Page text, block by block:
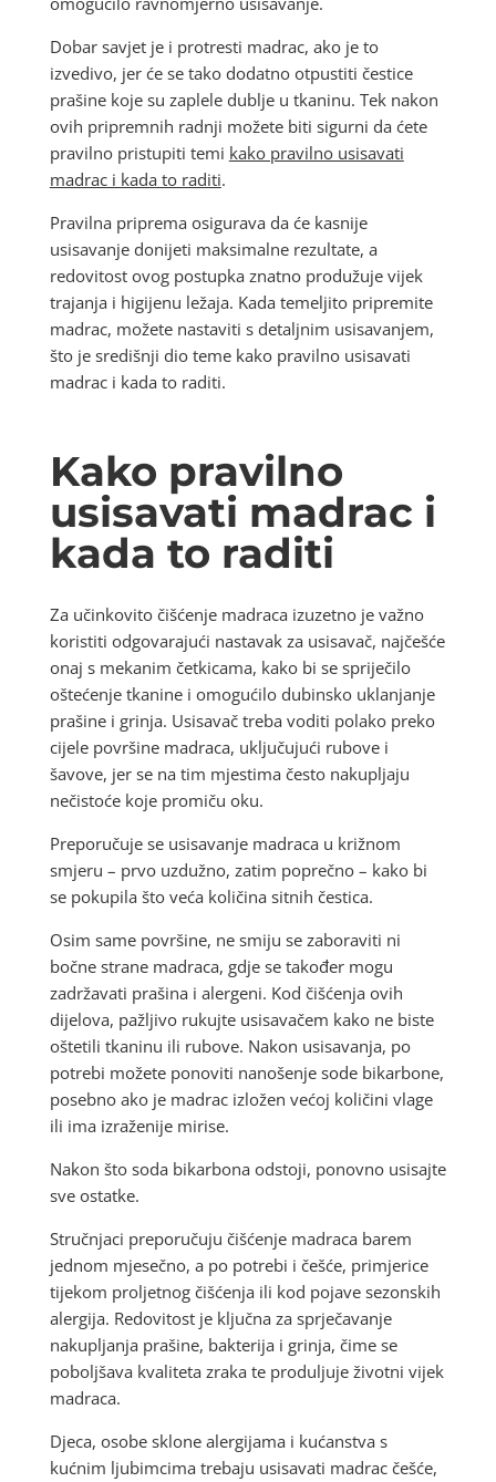
Dobar savjet je i protresti madrac, ako je to
izvedivo, jer će se tako dodatno otpustiti čestice
prašine koje su zaplele dublje u tkaninu. Tek nakon
ovih pripremnih radnji možete biti sigurni da ćete
pravilno pristupiti temi kako pravilno usisavati
madrac i kada to raditi.
Pravilna priprema osigurava da će kasnije
usisavanje donijeti maksimalne rezultate, a
redovitost ovog postupka znatno produžuje vijek
trajanja i higijenu ležaja. Kada temeljito pripremite
madrac, možete nastaviti s detaljnim usisavanjem,
što je središnji dio teme kako pravilno usisavati
madrac i kada to raditi.
Kako pravilno
usisavati madrac i
kada to raditi
Za učinkovito čišćenje madraca izuzetno je važno
koristiti odgovarajući nastavak za usisavač, najčešće
onaj s mekanim četkicama, kako bi se spriječilo
oštećenje tkanine i omogućilo dubinsko uklanjanje
prašine i grinja. Usisavač treba voditi polako preko
cijele površine madraca, uključujući rubove i
šavove, jer se na tim mjestima često nakupljaju
nečistoće koje promiču oku.
Preporučuje se usisavanje madraca u križnom
smjeru – prvo uzdužno, zatim poprečno – kako bi
se pokupila što veća količina sitnih čestica.
Osim same površine, ne smiju se zaboraviti ni
bočne strane madraca, gdje se također mogu
zadržavati prašina i alergeni. Kod čišćenja ovih
dijelova, pažljivo rukujte usisavačem kako ne biste
oštetili tkaninu ili rubove. Nakon usisavanja, po
potrebi možete ponoviti nanošenje sode bikarbone,
posebno ako je madrac izložen većoj količini vlage
ili ima izraženije mirise.
Nakon što soda bikarbona odstoji, ponovno usisajte
sve ostatke.
Stručnjaci preporučuju čišćenje madraca barem
jednom mjesečno, a po potrebi i češće, primjerice
tijekom proljetnog čišćenja ili kod pojave sezonskih
alergija. Redovitost je ključna za sprječavanje
nakupljanja prašine, bakterija i grinja, čime se
poboljšava kvaliteta zraka te produljuje životni vijek
madraca.
Djeca, osobe sklone alergijama i kućanstva s
kućnim ljubimcima trebaju usisavati madrac češće,